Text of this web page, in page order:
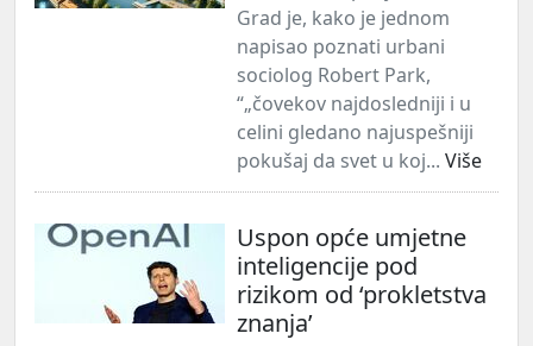
Grad je, kako je jednom
napisao poznati urbani
sociolog Robert Park,
“„čovekov najdosledniji i u
celini gledano najuspešniji
pokušaj da svet u koj... Više
Uspon opće umjetne
inteligencije pod
rizikom od ‘prokletstva
znanja’